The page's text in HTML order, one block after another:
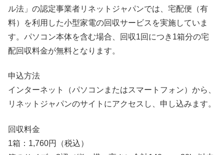
ル法」の認定事業者リネットジャパンでは、宅配便（有
料）を利用した小型家電の回収サービスを実施していま
す。パソコン本体を含む場合、回収1回につき1箱分の宅
配回収料金が無料となります。
申込方法
インターネット（パソコンまたはスマートフォン）から、
リネットジャパンのサイトにアクセスし、申し込みます。
回収料金
1箱：1,760円（税込）